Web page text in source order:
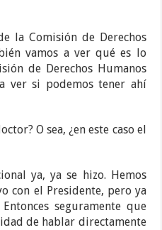
la Comisión de Derechos
vamos a ver qué es lo
de Derechos Humanos
ver si podemos tener ahí
O sea, ¿en este caso el
ya, ya se hizo. Hemos
con el Presidente, pero ya
seguramente que
de hablar directamente